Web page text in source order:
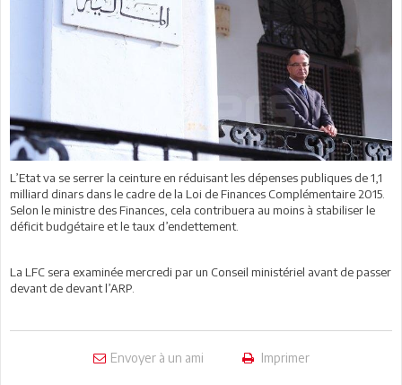
L’Etat va se serrer la ceinture en réduisant les dépenses publiques de 1,1
milliard dinars dans le cadre de la Loi de Finances Complémentaire 2015.
Selon le ministre des Finances, cela contribuera au moins à stabiliser le
déficit budgétaire et le taux d’endettement.
La LFC sera examinée mercredi par un Conseil ministériel avant de passer
devant de devant l’ARP.
Envoyer à un ami Imprimer